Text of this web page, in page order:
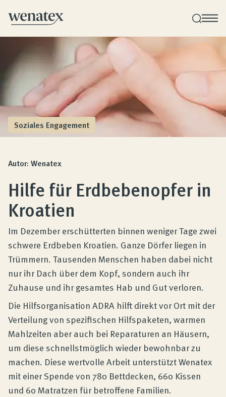
Wenatex Schlafberatung
Individuelle Produktberatung bei Ihnen zu Hause!
Produkte
Qualität und Garantie
Kundenbewertungen
Produktberatung
Unternehmen
Kontakt
Magazin
Soziales Engagement
Autor: Wenatex
Hilfe für Erdbebenopfer in
Kroatien
Im Dezember erschütterten binnen weniger Tage zwei
schwere Erdbeben Kroatien. Ganze Dörfer liegen in
Trümmern. Tausenden Menschen haben dabei nicht
nur ihr Dach über dem Kopf, sondern auch ihr
Zuhause und ihr gesamtes Hab und Gut verloren.
Die Hilfsorganisation ADRA hilft direkt vor Ort mit der
Verteilung von spezifischen Hilfspaketen, warmen
Mahlzeiten aber auch bei Reparaturen an Häusern,
um diese schnellstmöglich wieder bewohnbar zu
machen. Diese wertvolle Arbeit unterstützt Wenatex
mit einer Spende von 780 Bettdecken, 660 Kissen
und 60 Matratzen für betroffene Familien.